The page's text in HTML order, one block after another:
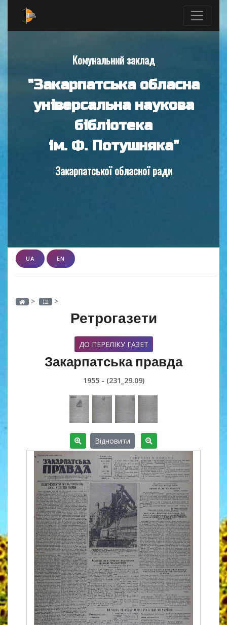
Комунальний заклад
"Закарпатська обласна
універсальна наукова
бібліотека
ім. Ф. Потушняка"
Закарпатської обласної ради
UA EN
> >
Ретрогазети
ДО ПЕРЕЛІКУ ГАЗЕТ
Закарпатська правда
1955 - (231_29.09)
Відновити